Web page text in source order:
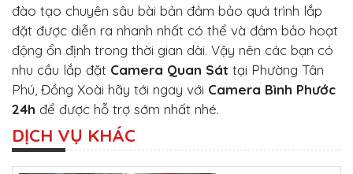
đào tạo chuyên sâu bài bản đảm bảo quá trình lắp
đặt được diễn ra nhanh nhất có thể và đảm bảo hoạt
động ổn định trong thời gian dài. Vậy nên các bạn có
nhu cầu lắp đặt Camera Quan Sát tại Phường Tân
Phú, Đồng Xoài hãy tới ngay với Camera Bình Phước
24h để được hỗ trợ sớm nhất nhé.
DỊCH VỤ KHÁC